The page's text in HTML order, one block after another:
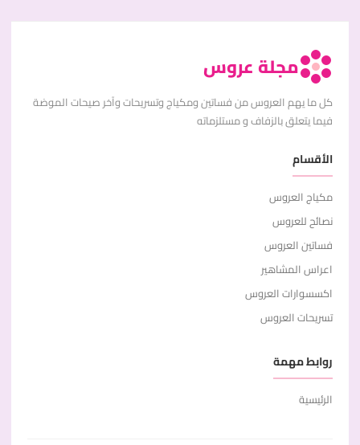
مجلة عروس
كل ما يهم العروس من فساتين ومكياج وتسريحات وآخر صيحات الموضة
فيما يتعلق بالزفاف و مستلزماته
الأقسام
مكياج العروس
نصائح للعروس
فساتين العروس
اعراس المشاهير
اكسسوارات العروس
تسريحات العروس
روابط مهمة
الرئيسية